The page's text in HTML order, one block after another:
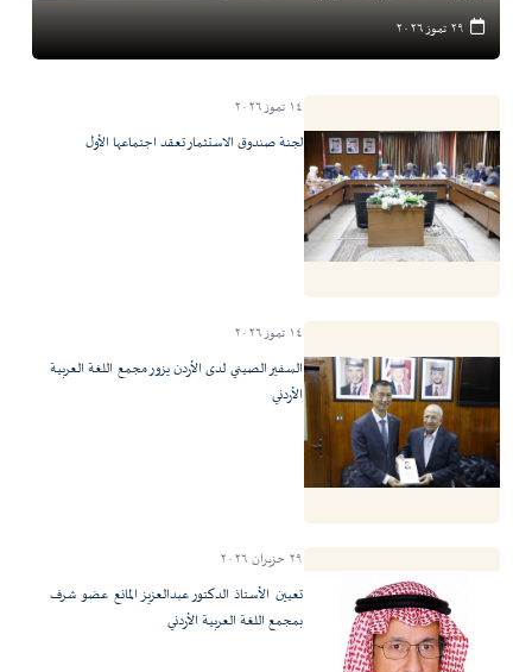
٢٩ تموز ٢٠٢٦
١٤ تموز ٢٠٢٦
لجنة صندوق الاستثمار تعقد اجتماعها الأول
١٤ تموز ٢٠٢٦
السفير الصيني لدى الأردن يزور مجمع اللغة العربية
الأردني
٢٩ حزيران ٢٠٢٦
تعيين الأستاذ الدكتور عبدالعزيز المانع عضو شرف
بمجمع اللغة العربية الأردني